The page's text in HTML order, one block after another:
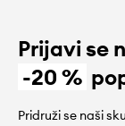
Prijavi se
-20 %
Pridruži se naši